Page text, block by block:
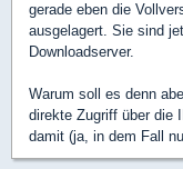
gerade eben die
ausgelagert. Sie sind
Downloadserver.
Warum soll es denn
direkte Zugriff über die
damit (ja, in dem Fall